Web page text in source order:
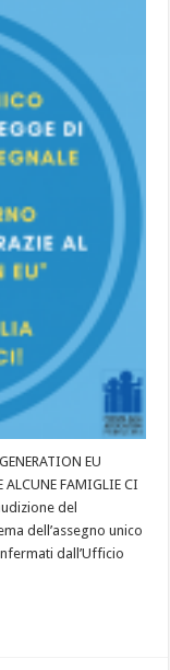
EU
FAMIGLIE CI
del
dell’assegno unico
dall’Ufficio